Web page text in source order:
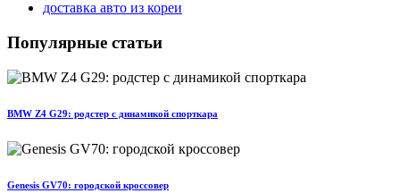
доставка авто из кореи
Популярные статьи
BMW Z4 G29: родстер с динамикой спорткара
Genesis GV70: городской кроссовер